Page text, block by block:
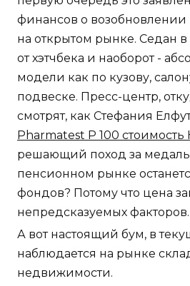
финансов о возобновлении
на открытом рынке. Седан в
от хэтчбека и наоборот -
модели как по кузову,
подвеске. Пресс-центр,
смотрят, как Стефания
Pharmatest P 100
решающий поход за
пенсионном рынке
фондов? Потому что цена
непредсказуемых факторов.
А вот настоящий бум, в
наблюдается на рынке
недвижимости.